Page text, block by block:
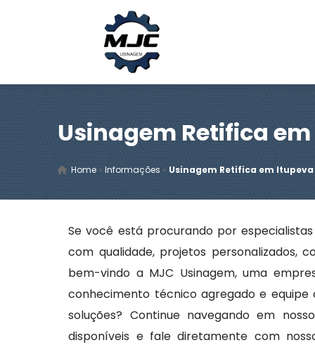
Usinagem Retifica
Home »Informações » Usinagem Retifica em Itupeva
Se você está procurando por
com qualidade, projetos personalizados,
bem-vindo a MJC Usinagem, uma
conhecimento técnico agregado e equipe
soluções? Continue navegando em
disponíveis e fale diretamente com